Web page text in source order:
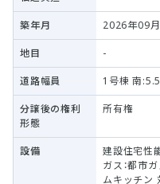
築年月 2026年09
地目 -
道路幅員 1号棟 南
分譲後の権利
形態
所有権
設備
建設住宅性
ガス：都市
ムキッチン